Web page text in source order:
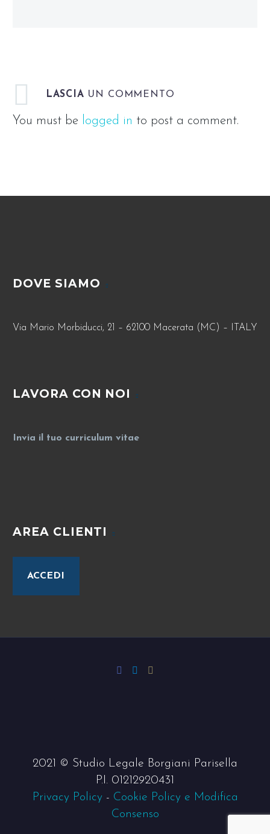
LASCIA UN COMMENTO
You must be logged in to post a comment.
DOVE SIAMO
Via Mario Morbiducci, 21 – 62100 Macerata (MC) – ITALY
LAVORA CON NOI
Invia il tuo curriculum vitae
AREA CLIENTI
ACCEDI
2021 © Studio Legale Borgiani Parisella
P.I. 01212920431
Privacy Policy - Cookie Policy e Modifica
Consenso